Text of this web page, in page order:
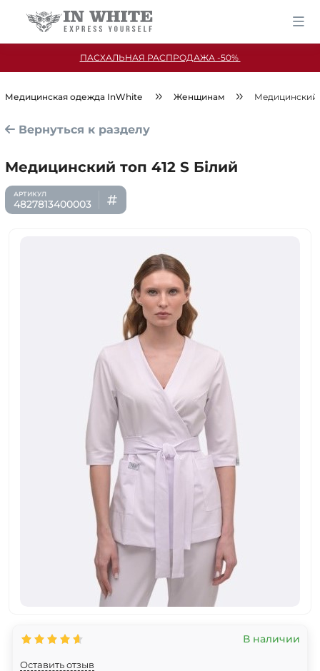
ПАСХАЛЬНАЯ РАСПРОДАЖА -50%
Медицинская одежда InWhite Женщинам Медицинский
Вернуться к разделу
Медицинский топ 412 S Білий
4827813400003
Оставить отзыв
В наличии